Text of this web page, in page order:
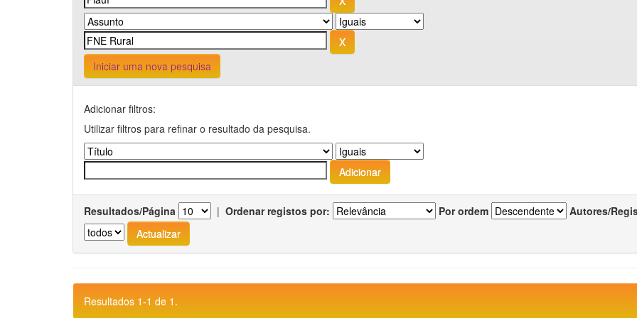
Iniciar uma nova pesquisa
Adicionar filtros:
Utilizar filtros para refinar o resultado da pesquisa.
Resultados/Página | Ordenar registos por: Por ordem Autores/
Resultados 1-1 de 1.